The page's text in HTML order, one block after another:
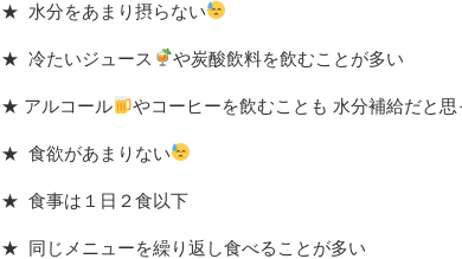
★ 水分をあまり摂らない
★ 冷たいジュース や炭酸飲料を飲むことが多い
★ アルコール やコーヒーを飲むことも 水分補給だと思
★ 食欲があまりない
★ 食事は１日２食以下
★ 同じメニューを繰り返し食べることが多い